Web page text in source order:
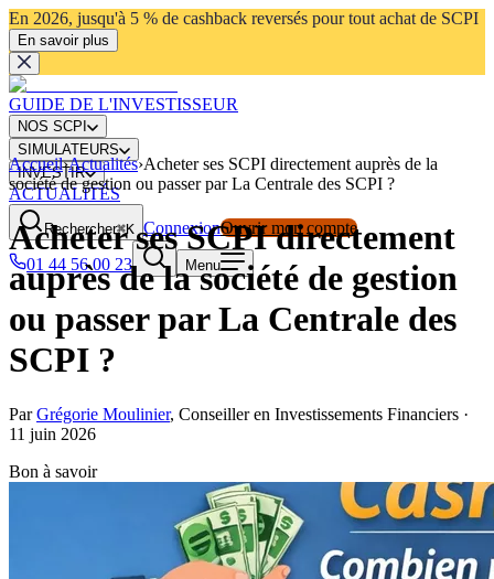
En 2026, jusqu'à 5 % de cashback reversés pour tout achat de SCPI
En savoir plus
GUIDE DE L'INVESTISSEUR
NOS SCPI
SIMULATEURS
INVESTIR
ACTUALITÉS
Rechercher⌘K ConnexionOuvrir mon compte
01 44 56 00 23
Menu
Accueil›Actualités›Acheter ses SCPI directement auprès de la
société de gestion ou passer par La Centrale des SCPI ?
Acheter ses SCPI directement
auprès de la société de gestion
ou passer par La Centrale des
SCPI ?
Par Grégorie Moulinier, Conseiller en Investissements Financiers ·
11 juin 2026
Bon à savoir